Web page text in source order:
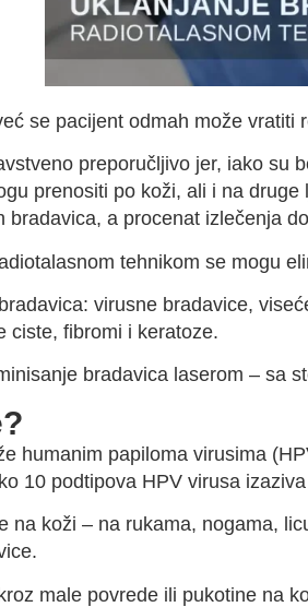
se pacijent odmah može vratiti
preporučljivo jer, iako su
prenositi po koži, ali i na
a procenat izlečenja
tehnikom se mogu
virusne bradavice,
ciste, fibromi i keratoze.
bradavica laserom – sa
humanim papiloma virusima
10 podtipova HPV virusa
na koži – na rukama, nogama,
male povrede ili pukotine na